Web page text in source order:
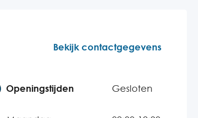
Bekijk contactgegevens
Openingstijden Gesloten